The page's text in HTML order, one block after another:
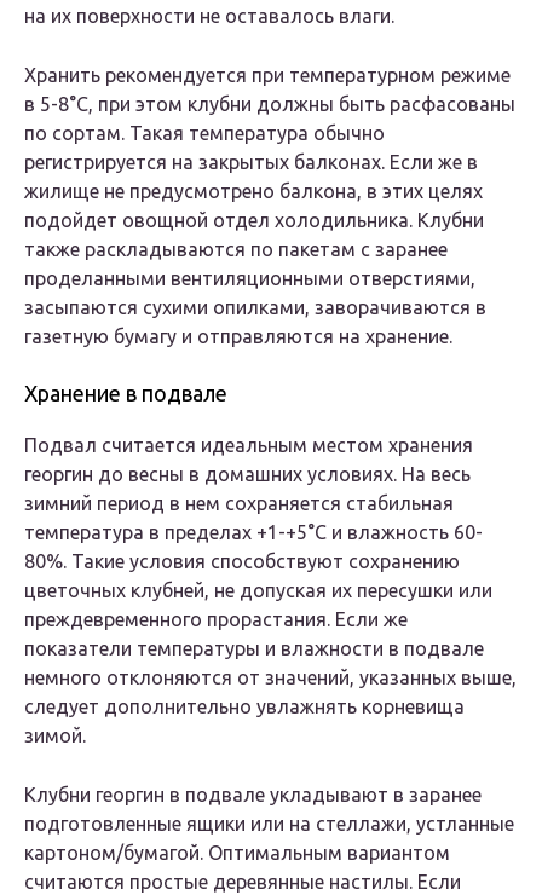
на их поверхности не оставалось влаги.
Хранить рекомендуется при температурном режиме
в 5-8°С, при этом клубни должны быть расфасованы
по сортам. Такая температура обычно
регистрируется на закрытых балконах. Если же в
жилище не предусмотрено балкона, в этих целях
подойдет овощной отдел холодильника. Клубни
также раскладываются по пакетам с заранее
проделанными вентиляционными отверстиями,
засыпаются сухими опилками, заворачиваются в
газетную бумагу и отправляются на хранение.
Хранение в подвале
Подвал считается идеальным местом хранения
георгин до весны в домашних условиях. На весь
зимний период в нем сохраняется стабильная
температура в пределах +1-+5°С и влажность 60-
80%. Такие условия способствуют сохранению
цветочных клубней, не допуская их пересушки или
преждевременного прорастания. Если же
показатели температуры и влажности в подвале
немного отклоняются от значений, указанных выше,
следует дополнительно увлажнять корневища
зимой.
Клубни георгин в подвале укладывают в заранее
подготовленные ящики или на стеллажи, устланные
картоном/бумагой. Оптимальным вариантом
считаются простые деревянные настилы. Если